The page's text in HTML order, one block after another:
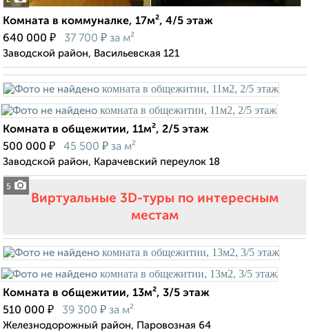
Комната в коммуналке, 17м², 4/5 этаж
640 000 ₽ 37 700 ₽ за м²
Заводской район, Васильевская 121
5
Комната в общежитии, 11м², 2/5 этаж
500 000 ₽ 45 500 ₽ за м²
Заводской район, Карачевский переулок 18
Виртуальные 3D-туры по интересным
местам
Комната в общежитии, 13м², 3/5 этаж
510 000 ₽ 39 300 ₽ за м²
Железнодорожный район, Паровозная 64